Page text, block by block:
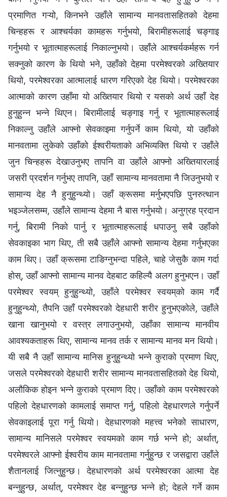
प्रमाणित गऱ्यो, किनभने उहाँले सामान्य मानवतासहितको देहमा
चिन्हहरू र आश्चर्यका कामहरू गर्नुभयो, बिरामीहरूलाई चङ्गाइ
गर्नुभयो र भूतात्माहरूलाई निकाल्नुभयो। उहाँले आश्‍चर्यकर्महरू गर्न
सक्नुको कारण के थियो भने, उहाँको देहमा परमेश्‍वरको अख्तियार
थियो, परमेश्‍वरका आत्मालाई धारण गरिएको देह थियो। परमेश्‍वरका
आत्माको कारण उहाँमा यो अख्तियार थियो र यसको अर्थ उहाँ देह
हुनुहुन्न भन्‍ने थिएन। बिरामीलाई चङ्गाइ गर्नु र भूतात्माहरूलाई
निकाल्नु उहाँले आफ्नो सेवकाइमा गर्नुपर्ने काम थियो, यो उहाँको
मानवतामा लुकेको उहाँको ईश्‍वरीयताको अभिव्यक्ति थियो र उहाँले
जुन चिन्हहरू देखाउनुभए तापनि वा उहाँले आफ्नो अख्तियारलाई
जसरी प्रदर्शन गर्नुभए तापनि, उहाँ सामान्य मानवतामा नै जिउनुभयो र
सामान्य देह नै हुनुहुन्थ्यो। उहाँ क्रूसमा मर्नुभएपछि पुनरुत्थान
भइञ्जेलसम्म, उहाँले सामान्य देहमा नै बास गर्नुभयो। अनुग्रह प्रदान
गर्नु, बिरामी निको पार्नु र भूतात्माहरूलाई धपाउनु सबै उहाँको
सेवकाइका भाग थिए, ती सबै उहाँले आफ्नो सामान्य देहमा गर्नुभएका
काम थिए। उहाँ क्रूसमा टाङिग्नुभन्दा पहिले, चाहे जेसुकै काम गर्दा
होस्, उहाँ आफ्नो सामान्य मानव देहबाट कहिल्यै अलग हुनुभएन। उहाँ
परमेश्‍वर स्वयम् हुनुहुन्थ्यो, उहाँले परमेश्‍वर स्वयम्‌को काम गर्दै
हुनुहुन्थ्यो, तैपनि उहाँ परमेश्‍वरको देहधारी शरीर हुनुभएकोले, उहाँले
खाना खानुभयो र वस्त्र लगाउनुभयो, उहाँका सामान्य मानवीय
आवश्यकताहरू थिए, सामान्य मानव तर्क र सामान्य मानव मन थियो।
यी सबै नै उहाँ सामान्य मानिस हुनुहुन्थ्यो भन्‍ने कुराको प्रमाण थिए,
जसले परमेश्‍वरको देहधारी शरीर सामान्य मानवतासहितको देह थियो,
अलौकिक होइन भन्‍ने कुराको प्रमाण दिए। उहाँको काम परमेश्‍वरको
पहिलो देहधारणको कामलाई समाप्त गर्नु, पहिलो देहधारणले गर्नुपर्ने
सेवकाइलाई पूरा गर्नु थियो। देहधारणको महत्त्व भनेको साधारण,
सामान्य मानिसले परमेश्‍वर स्वयमको काम गर्छ भन्‍ने हो; अर्थात्,
परमेश्‍वरले आफ्नो ईश्‍वरीय काम मानवतामा गर्नुहुन्छ र जसद्वारा उहाँले
शैतानलाई जित्नुहुन्छ। देहधारणको अर्थ परमेश्‍वरका आत्मा देह
बन्नुहुन्छ, अर्थात्, परमेश्‍वर देह बन्नुहुन्छ भन्‍ने हो; देहले गर्ने काम